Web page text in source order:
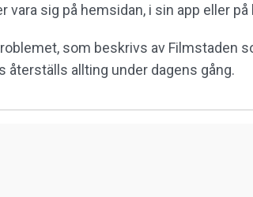
vara sig på hemsidan, i sin app eller på
som beskrivs av Filmstaden
återställs allting under dagens gång.